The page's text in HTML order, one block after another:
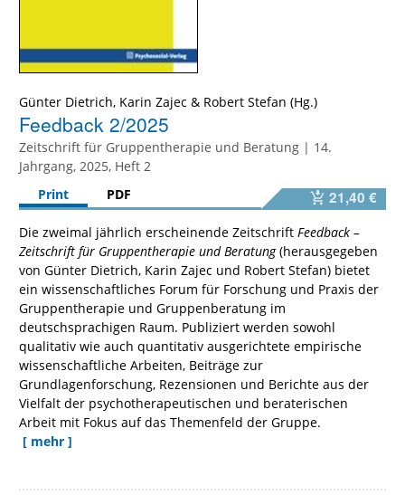
Günter Dietrich, Karin Zajec & Robert Stefan
Feedback 2/2025
Zeitschrift für Gruppentherapie und Beratung | 14.
Jahrgang, 2025, Heft 2
Print
PDF 21,40 €
Die zweimal jährlich erscheinende Zeitschrift Feedback –
Zeitschrift für Gruppentherapie und Beratung(herausgegeben
von Günter Dietrich, Karin Zajec und Robert Stefan) bietet
ein wissenschaftliches Forum für Forschung und Praxis der
Gruppentherapie und Gruppenberatung im
deutschsprachigen Raum. Publiziert werden sowohl
qualitativ wie auch quantitativ ausgerichtete empirische
wissenschaftliche Arbeiten, Beiträge zur
Grundlagenforschung, Rezensionen und Berichte aus der
Vielfalt der psychotherapeutischen und beraterischen
Arbeit mit Fokus auf das Themenfeld der Gruppe.
[ mehr ]